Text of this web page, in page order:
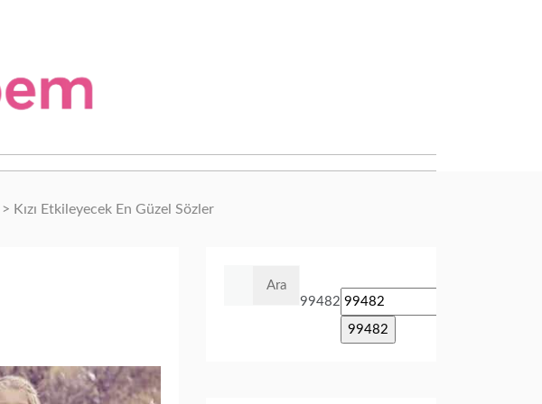
> Kızı Etkileyecek En Güzel Sözler
99482